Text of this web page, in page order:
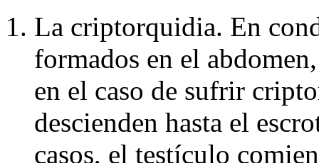
La criptorquidia. En
formados en el
en el caso de sufrir
descienden hasta el
casos, el testículo